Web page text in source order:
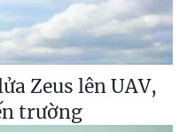
Zeus lên UAV,
trường